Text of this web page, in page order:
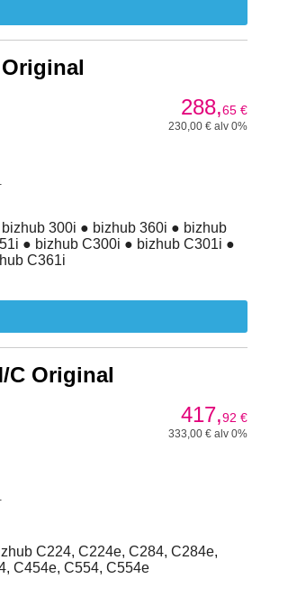
288,65 €
230,00 € alv 0%
300i ● bizhub 360i ● bizhub
● bizhub C300i ● bizhub C301i ●
C361i
C Original
417,92 €
333,00 € alv 0%
C224, C224e, C284, C284e,
C454e, C554, C554e